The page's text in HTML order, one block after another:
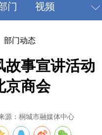
门 视频
部门动态
故事宣讲活动
京商会
源：桐城市融媒体中心